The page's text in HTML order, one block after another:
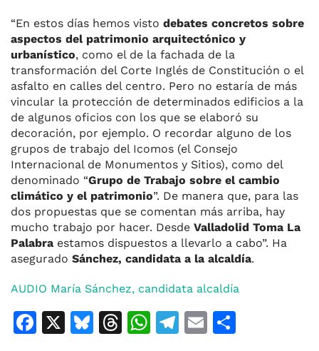
“En estos días hemos visto debates concretos sobre
aspectos del patrimonio arquitectónico y
urbanístico, como el de la fachada de la
transformación del Corte Inglés de Constitución o el
asfalto en calles del centro. Pero no estaría de más
vincular la protección de determinados edificios a la
de algunos oficios con los que se elaboró su
decoración, por ejemplo. O recordar alguno de los
grupos de trabajo del Icomos (el Consejo
Internacional de Monumentos y Sitios), como del
denominado “Grupo de Trabajo sobre el cambio
climático y el patrimonio”. De manera que, para las
dos propuestas que se comentan más arriba, hay
mucho trabajo por hacer. Desde Valladolid Toma La
Palabra estamos dispuestos a llevarlo a cabo”. Ha
asegurado Sánchez, candidata a la alcaldía.
AUDIO María Sánchez, candidata alcaldía
F
X
Bl T
W T
E